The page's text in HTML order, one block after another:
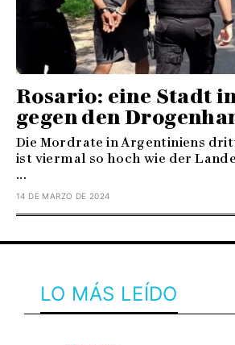
Rosario: eine Stadt
gegen den
Die Mordrate in Argentiniens
ist viermal so hoch wie der
...
14 DE MARZO DE 2024
LO MÁS LEÍDO